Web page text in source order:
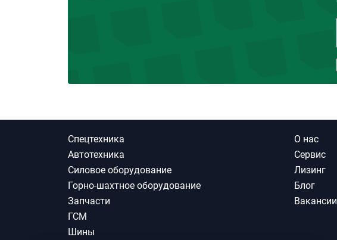
Спецтехника
Автотехника
Силовое оборудование
Горно-шахтное оборудование
Запчасти
ГСМ
Шины
О нас
Сервис
Лизинг
Блог
Вакансии